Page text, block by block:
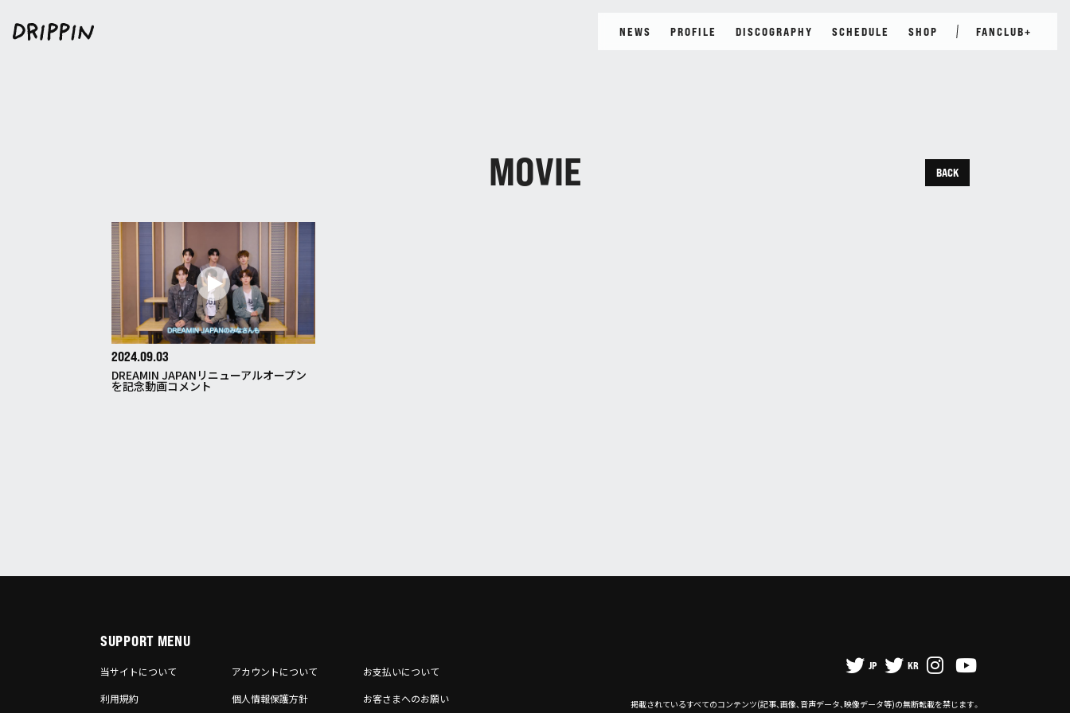
NEWS PROFILE DISCOGRAPHY SCHEDULE SHOP FANCLUB+
MOVIE BACK
2024.09.03
DREAMIN JAPANリニューアルオープン
を記念動画コメント
SUPPORT MENU
当サイトについて アカウントについて
お支払いについて
利用規約
個人情報保護方針 お客さまへのお願い
JP KR
掲載されているすべてのコンテンツ(記事、画像、音声データ、映像データ等)の無断転載を禁じます。